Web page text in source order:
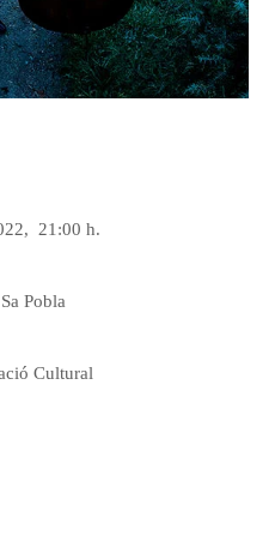
21:00 h.
Pobla
Cultural